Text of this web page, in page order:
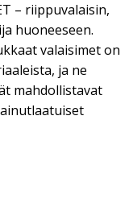
– riippuvalaisin,
huoneeseen.
valaisimet on
ja ne
mahdollistavat